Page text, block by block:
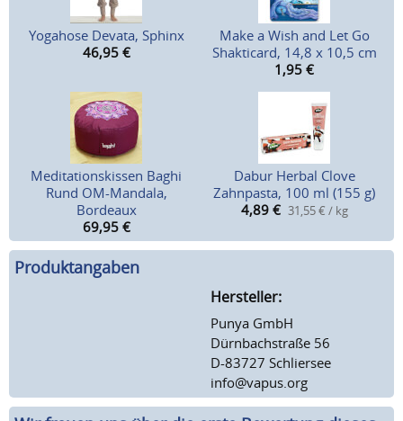
Yogahose Devata, Sphinx
46,95 €
Make a Wish and Let Go
Shakticard, 14,8 x 10,5 cm
1,95 €
Meditationskissen Baghi
Rund OM-Mandala,
Bordeaux
69,95 €
Dabur Herbal Clove
Zahnpasta, 100 ml (155 g)
4,89 € 31,55 € / kg
Produktangaben
Hersteller:
Punya GmbH
Dürnbachstraße 56
D-83727 Schliersee
info@vapus.org